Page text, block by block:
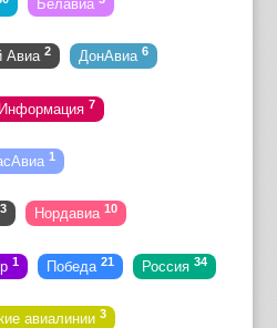
Белавиа
Авиа 2 ДонАвиа 6
Информация 7
1
Нордавиа 10
1 Победа 21 Россия 34
авиалинии 3